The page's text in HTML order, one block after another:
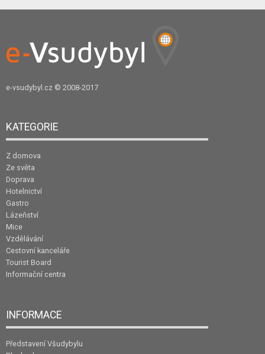
e-vsudybyl.cz © 2008-2017
KATEGORIE
Z domova
Ze světa
Doprava
Hotelnictví
Gastro
Lázeňství
Mice
Vzdělávání
Cestovní kanceláře
Tourist Board
Informační centra
INFORMACE
Představení Všudybylu